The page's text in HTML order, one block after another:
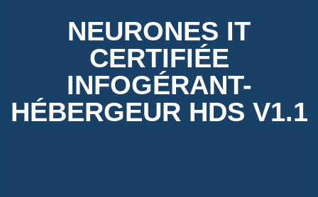
NEURONES IT
CERTIFIÉE
INFOGÉRANT-
HÉBERGEUR HDS V1.1